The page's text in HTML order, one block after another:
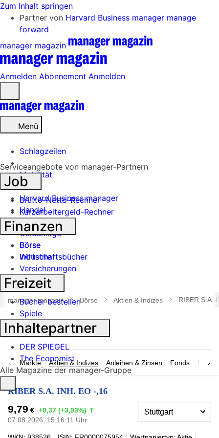
Zum Inhalt springen
Partner von Harvard Business manager manage
forward
manager magazin
Anmelden Abonnement Anmelden
öffnen
Menü
Schlagzeilen
Mobilität
Tech
Harvard Business manager
Handel
Banken
Geldanlage
Börse
Industrie
Suche
öffnen
manager magazin Börse Aktien & Indizes RIBER S.A.
Märkte Aktien & Indizes Anleihen & Zinsen Fonds
RIBER S.A. INH. EO -,16
9,79 € +0,37 (+3,93%)
07.08.2026, 15:16:11 Uhr
Serviceangebote von manager-Partnern
Job
Brutto-Netto-Rechner
Kurzarbeitergeld-Rechner
Finanzen
Börse
Wirtschaftsbücher
Versicherungen
Freizeit
Bücher bestellen
Spiele
Inhaltepartner
DER SPIEGEL
The Economist
Alle Magazine der manager-Gruppe